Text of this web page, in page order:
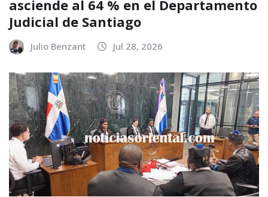
asciende al 64 % en el Departamento
Judicial de Santiago
Julio Benzant Jul 28, 2026